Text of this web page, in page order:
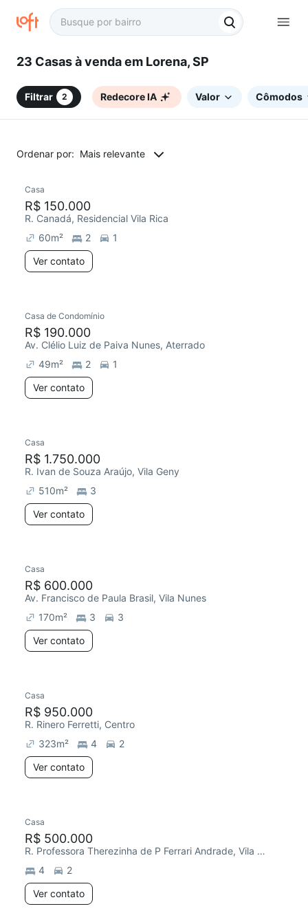
23 Casas à venda em Lorena, SP
Filtrar 2 Redecore IA Valor Cômodos
Ordenar por: Mais relevante
Casa
R$ 150.000
R. Canadá, Residencial Vila Rica
60m² 2
1
Ver contato
Casa de Condomínio
R$ 190.000
Av. Clélio Luiz de Paiva Nunes, Aterrado
49m² 2
1
Ver contato
Casa
R$ 1.750.000
R. Ivan de Souza Araújo, Vila Geny
510m²
3
Ver contato
Casa
R$ 600.000
Av. Francisco de Paula Brasil, Vila Nunes
170m² 3
3
Ver contato
Casa
R$ 950.000
R. Rinero Ferretti, Centro
323m² 4
2
Ver contato
Casa
R$ 500.000
R. Professora Therezinha de P Ferrari Andrade, Vila dos Comerciários II
4
2
Ver contato